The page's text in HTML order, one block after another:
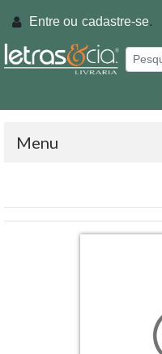
Entre ou cadastre-se.
Menu